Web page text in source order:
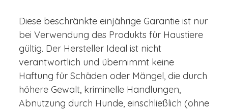
Diese beschränkte einjährige Garantie ist nur
bei Verwendung des Produkts für Haustiere
gültig. Der Hersteller Ideal ist nicht
verantwortlich und übernimmt keine
Haftung für Schäden oder Mängel, die durch
höhere Gewalt, kriminelle Handlungen,
Abnutzung durch Hunde, einschließlich (ohne